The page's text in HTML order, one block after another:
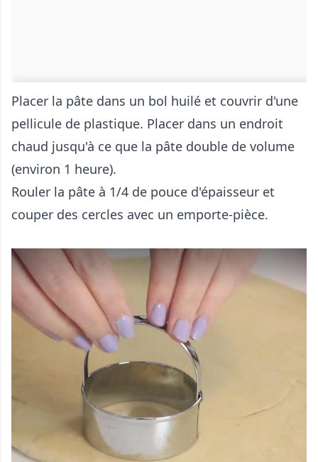
Placer la pâte dans un bol huilé et couvrir d'une
pellicule de plastique. Placer dans un endroit
chaud jusqu'à ce que la pâte double de volume
(environ 1 heure).
Rouler la pâte à 1/4 de pouce d'épaisseur et
couper des cercles avec un emporte-pièce.